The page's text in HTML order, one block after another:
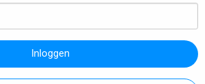
Inloggen